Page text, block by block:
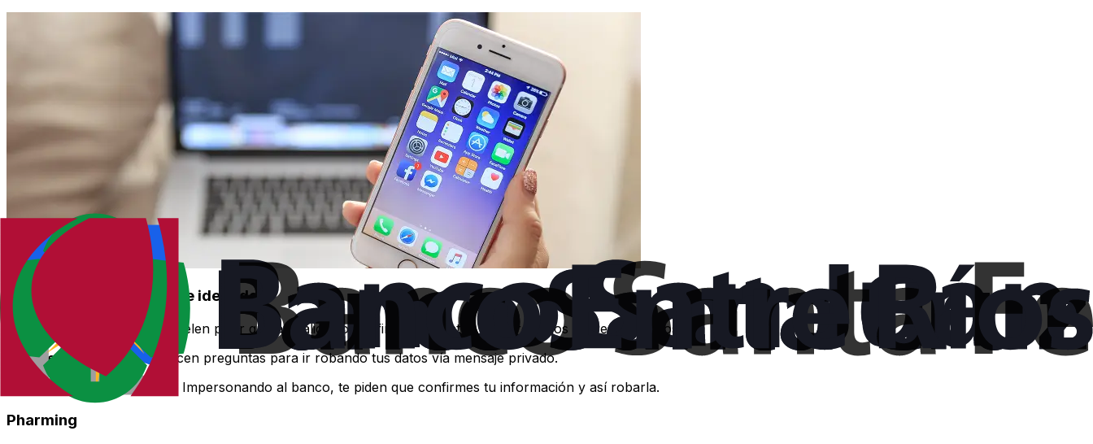
Phishing: suplantación de identidad
Correo electrónicoSuelen pedir que actualices o confirmes tus datos, para robarlos y operar por vos.
Redes SocialesTe hacen preguntas para ir robando tus datos vía mensaje privado.
Llamadas telefónicas
Impersonando al banco, te piden que confirmes tu información y así robarla.
Pharming